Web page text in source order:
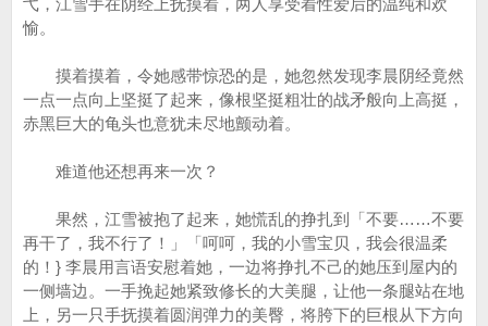
弋，江雪手在阴经上抚摸着，两人享受着性爱后的温纯和欢
愉。
摸着摸着，令她感带惊恐的是，她忽然发现李晨阴经竟然
一点一点向上坚挺了起来，像根坚挺粗壮的战矛般向上高挺，
赤黑巨大的龟头也意犹未尽地颤动着。
难道他还想再来一次？
果然，江雪被抱了起来，她慌乱的挣扎到「不要……不要
再干了，我不行了！」「呵呵，我的小雪宝贝，我会很温柔
的！} 李晨用言语安慰着她，一边将挣扎不己的她压到屋内的
一侧墙边。一手挽起她紧致修长的大美腿，让他一条腿站在地
上，另一只手抚摸着圆润弹力的美臀，将胯下的巨根从下方向